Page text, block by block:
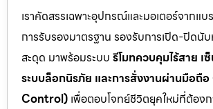
เราคัดสรรเฉพาะอุปกรณ์และมอเตอร์จากแ
การรับรองมาตรฐาน รองรับการเปิด-ปิดนั
สะดุด มาพร้อมระบบ รีโมทควบคุมไร้สาย เ
ระบบล็อกนิรภัย และการสั่งงานผ่านมือถื
Control) เพื่อตอบโจทย์ชีวิตยุคใหม่ที่ต้อง